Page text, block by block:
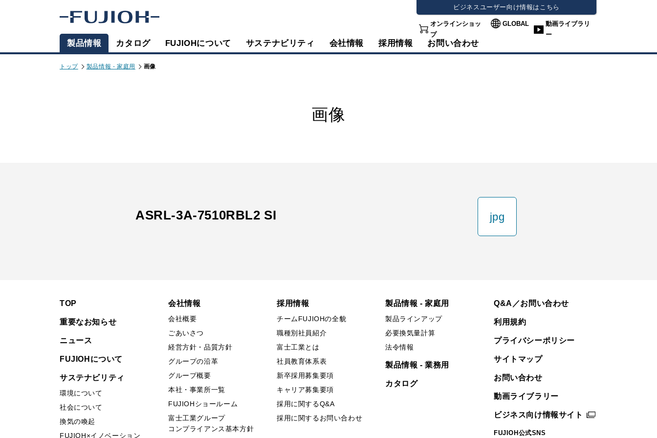
ビジネスユーザー向け情報はこちら
オンラインショッ
プ
GLOBAL
動画ライブラリ
ー
製品情報 カタログ FUJIOHについて サステナビリティ 会社情報 採用情報 お問い合わせ
トップ 製品情報 - 家庭用 画像
画像
ASRL-3A-7510RBL2 SI jpg
TOP
重要なお知らせ
ニュース
FUJIOHについて
サステナビリティ
環境について
社会について
換気の喚起
FUJIOH×イノベーション
会社情報
会社概要
ごあいさつ
経営方針・品質方針
グループの沿革
グループ概要
本社・事業所一覧
FUJIOHショールーム
富士工業グループ
コンプライアンス基本方針
採用情報
チームFUJIOHの全貌
職種別社員紹介
富士工業とは
社員教育体系表
新卒採用募集要項
キャリア募集要項
採用に関するQ&A
採用に関するお問い合わせ
製品情報 - 家庭用
製品ラインアップ
必要換気量計算
法令情報
製品情報 - 業務用
カタログ
Q&A／お問い合わせ
利用規約
プライバシーポリシー
サイトマップ
お問い合わせ
動画ライブラリー
ビジネス向け情報サイト
FUJIOH公式SNS